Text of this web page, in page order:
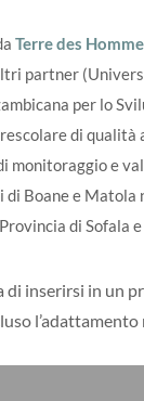
Terre des
partner
per lo
di qualità
monitoraggio e
Boane e Matola
di Sofala e
di inserirsi in
l’adattamento